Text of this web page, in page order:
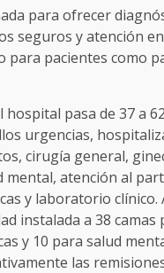
para ofrecer
seguros y atención
pacientes como
pasa de 37 a
urgencias,
cirugía general,
mental, atención al
y laboratorio clínico.
instalada a 38 camas
y 10 para salud
las